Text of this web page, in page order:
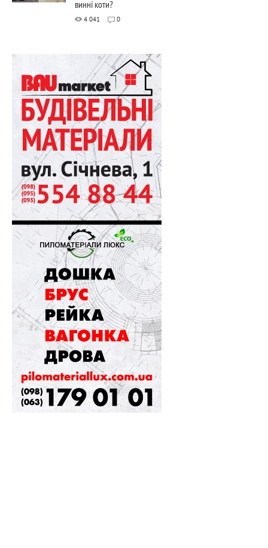
винні коти?
4 041 0